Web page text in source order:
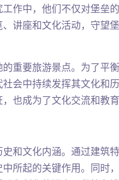
作中，他们不仅对堡垒
讲座和文化活动，守望
重要旅游景点。为了平
会中持续发挥其文化和
也成为了文化交流和教育
和文化内涵。通过建筑
所起的关键作用。同时